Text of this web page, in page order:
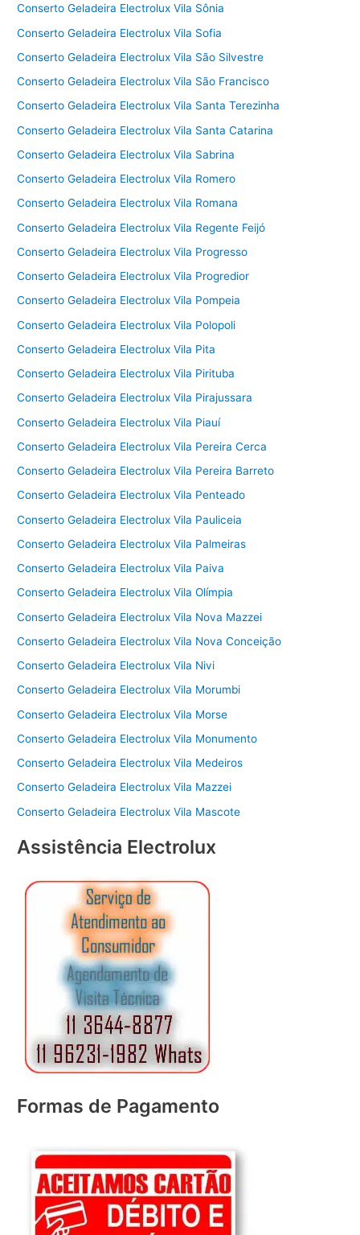
Conserto Geladeira Electrolux Vila Sônia
Conserto Geladeira Electrolux Vila Sofia
Conserto Geladeira Electrolux Vila São Silvestre
Conserto Geladeira Electrolux Vila São Francisco
Conserto Geladeira Electrolux Vila Santa Terezinha
Conserto Geladeira Electrolux Vila Santa Catarina
Conserto Geladeira Electrolux Vila Sabrina
Conserto Geladeira Electrolux Vila Romero
Conserto Geladeira Electrolux Vila Romana
Conserto Geladeira Electrolux Vila Regente Feijó
Conserto Geladeira Electrolux Vila Progresso
Conserto Geladeira Electrolux Vila Progredior
Conserto Geladeira Electrolux Vila Pompeia
Conserto Geladeira Electrolux Vila Polopoli
Conserto Geladeira Electrolux Vila Pita
Conserto Geladeira Electrolux Vila Pirituba
Conserto Geladeira Electrolux Vila Pirajussara
Conserto Geladeira Electrolux Vila Piauí
Conserto Geladeira Electrolux Vila Pereira Cerca
Conserto Geladeira Electrolux Vila Pereira Barreto
Conserto Geladeira Electrolux Vila Penteado
Conserto Geladeira Electrolux Vila Pauliceia
Conserto Geladeira Electrolux Vila Palmeiras
Conserto Geladeira Electrolux Vila Paiva
Conserto Geladeira Electrolux Vila Olímpia
Conserto Geladeira Electrolux Vila Nova Mazzei
Conserto Geladeira Electrolux Vila Nova Conceição
Conserto Geladeira Electrolux Vila Nivi
Conserto Geladeira Electrolux Vila Morumbi
Conserto Geladeira Electrolux Vila Morse
Conserto Geladeira Electrolux Vila Monumento
Conserto Geladeira Electrolux Vila Medeiros
Conserto Geladeira Electrolux Vila Mazzei
Conserto Geladeira Electrolux Vila Mascote
Assistência Electrolux
Formas de Pagamento